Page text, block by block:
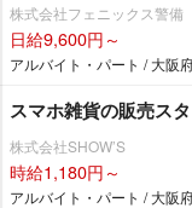
株式会社フェニックス警備
日給9,600円～
アルバイト・パート / 大阪
スマホ雑貨の販売ス
株式会社SHOW’S
時給1,180円～
アルバイト・パート / 大阪